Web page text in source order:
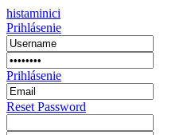
histaminici
Prihlásenie
Prihlásenie
Reset Password